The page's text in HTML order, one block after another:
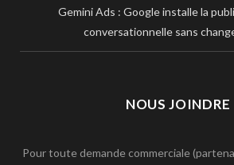
Gemini Ads : Google installe la
conversationnelle sans
NOUS JOINDRE
Pour toute demande commerciale